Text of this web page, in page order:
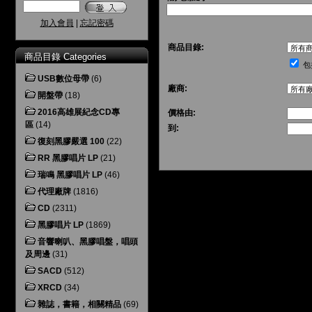
加入會員 忘記密碼
商品目錄 Categories
USB數位母帶 (6)
開盤帶 (18)
2016高雄展紀念CD專
區 (14)
復刻黑膠嚴選 100 (22)
RR 黑膠唱片 LP (21)
瑞鳴 黑膠唱片 LP (46)
代理廠牌 (1816)
CD (2311)
黑膠唱片 LP (1869)
音響喇叭、黑膠唱盤，唱頭
及周邊 (31)
SACD (512)
XRCD (34)
雜誌，書籍，相關精品 (69)
商品目錄:
包
廠商:
價格由:
到: